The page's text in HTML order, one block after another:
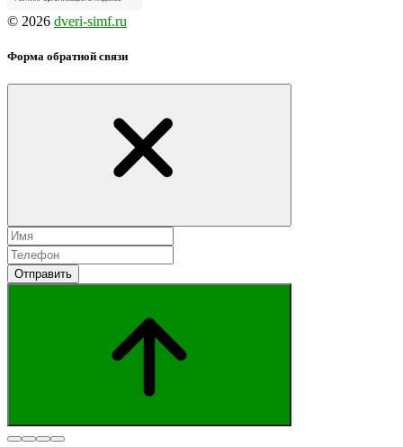
© 2026 dveri-simf.ru
Форма обратной связи